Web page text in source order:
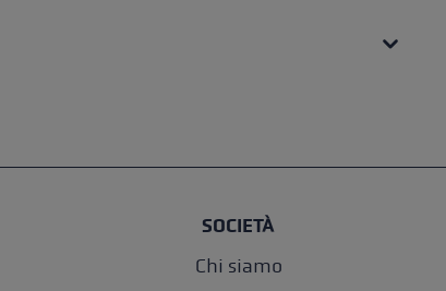
SOCIETÀ
Chi siamo